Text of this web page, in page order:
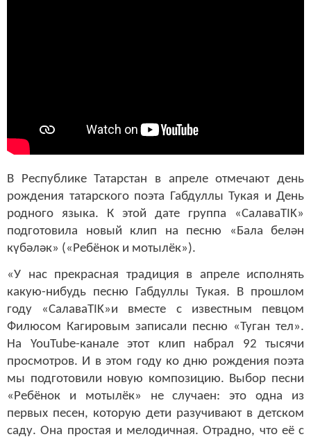
В Республике Татарстан в апреле отмечают день
рождения татарского поэта Габдуллы Тукая и День
родного языка. К этой дате группа «СалаваTIK»
подготовила новый клип на песню «Бала белән
күбәләк» («Ребёнок и мотылёк»).
«У нас прекрасная традиция в апреле исполнять
какую-нибудь песню Габдуллы Тукая. В прошлом
году «СалаваTIK»и вместе с известным певцом
Филюсом Кагировым записали песню «Туган тел».
На YouTube-канале этот клип набрал 92 тысячи
просмотров. И в этом году ко дню рождения поэта
мы подготовили новую композицию. Выбор песни
«Ребёнок и мотылёк» не случаен: это одна из
первых песен, которую дети разучивают в детском
саду. Она простая и мелодичная. Отрадно, что её с